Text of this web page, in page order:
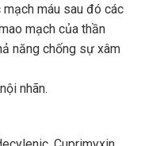
máu sau đó các
mạch của thần
năng chống sự xâm
nhãn.